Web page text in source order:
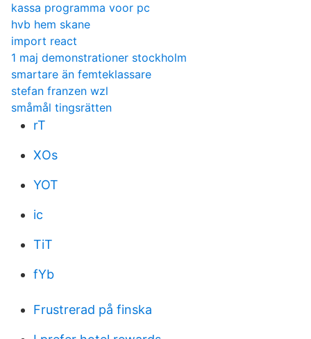
kassa programma voor pc
hvb hem skane
import react
1 maj demonstrationer stockholm
smartare än femteklassare
stefan franzen wzl
småmål tingsrätten
rT
XOs
YOT
ic
TiT
fYb
Frustrerad på finska